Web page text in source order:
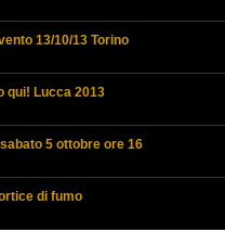
13/10/13 Torino
qui! Lucca 2013
5 ottobre ore 16
di fumo